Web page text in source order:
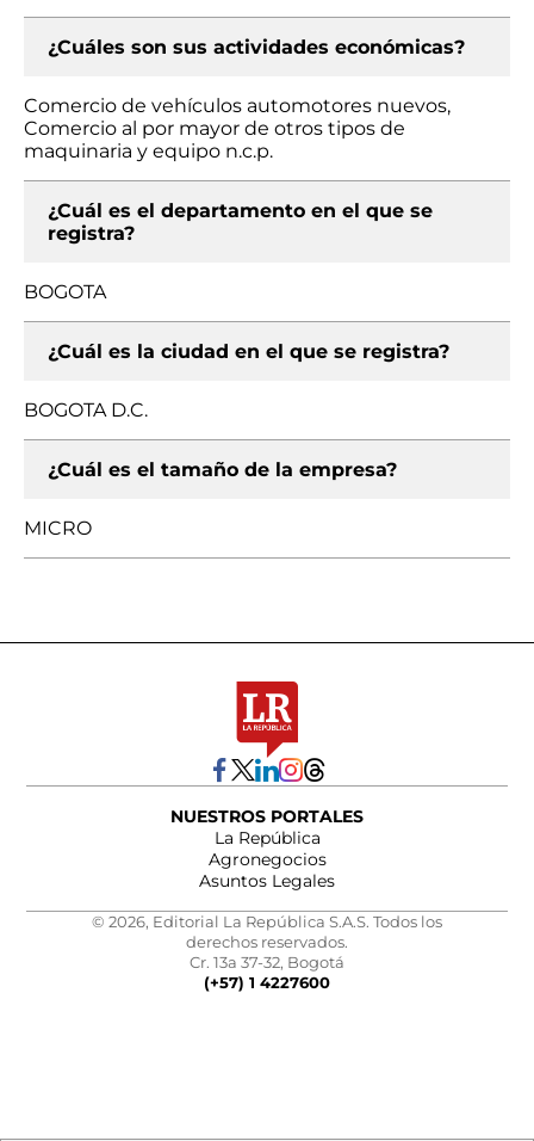
¿Cuáles son sus actividades económicas?
Comercio de vehículos automotores nuevos,
Comercio al por mayor de otros tipos de
maquinaria y equipo n.c.p.
¿Cuál es el departamento en el que se
registra?
BOGOTA
¿Cuál es la ciudad en el que se registra?
BOGOTA D.C.
¿Cuál es el tamaño de la empresa?
MICRO
NUESTROS PORTALES
La República
Agronegocios
Asuntos Legales
© 2026, Editorial La República S.A.S. Todos los
derechos reservados.
Cr. 13a 37-32, Bogotá
(+57) 1 4227600